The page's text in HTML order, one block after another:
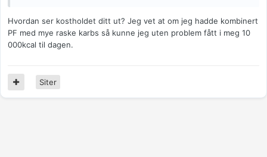
Hvordan ser kostholdet ditt ut? Jeg vet at om jeg hadde kombinert
PF med mye raske karbs så kunne jeg uten problem fått i meg 10
000kcal til dagen.
Siter